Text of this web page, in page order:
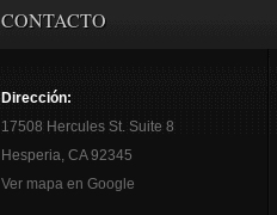
CONTACTO
Dirección:
17508 Hercules St. Suite 8
Hesperia, CA 92345
Ver mapa en Google